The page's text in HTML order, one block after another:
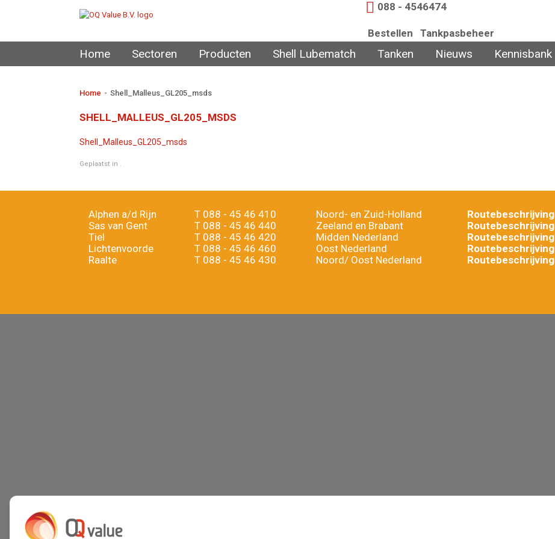
088 - 4546474
Bestellen
Tankpasbeheer
B2B incasso
Home Sectoren Producten Shell Lubematch Tanken Nieuws Kennisbank
Home - Shell_Malleus_GL205_msds
SHELL_MALLEUS_GL205_MSDS
Shell_Malleus_GL205_msds
Geplaatst in .
Alphen a/d Rijn
Sas van Gent
Tiel
Lichtenvoorde
Raalte
T 088 - 45 46 410
T 088 - 45 46 440
T 088 - 45 46 420
T 088 - 45 46 460
T 088 - 45 46 430
Noord- en Zuid-Holland
Zeeland en Brabant
Midden Nederland
Oost Nederland
Noord/ Oost Nederland
Routebeschrijving
Routebeschrijving
Routebeschrijving
Routebeschrijving
Routebeschrijving